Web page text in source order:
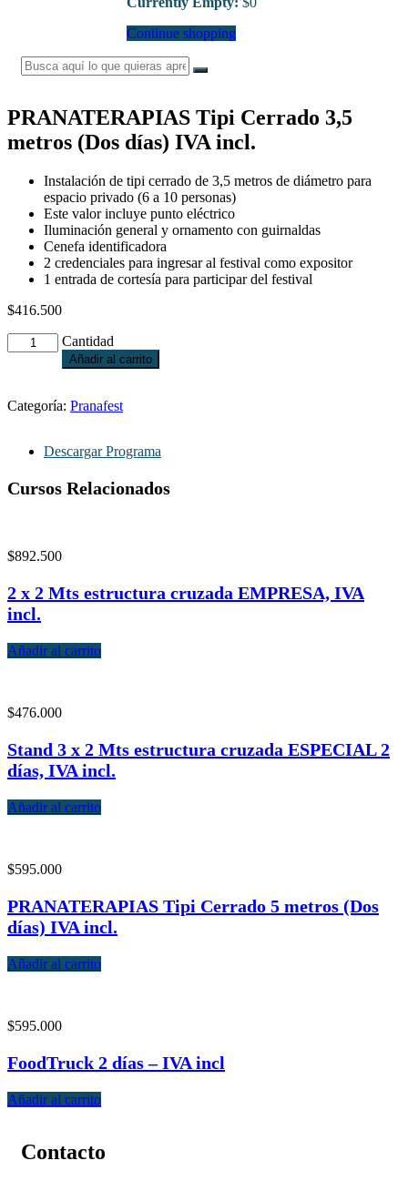
Continue shopping
PRANATERAPIAS Tipi Cerrado 3,5
metros (Dos días) IVA incl.
Instalación de tipi cerrado de 3,5 metros de diámetro para
espacio privado (6 a 10 personas)
Este valor incluye punto eléctrico
Iluminación general y ornamento con guirnaldas
Cenefa identificadora
2 credenciales para ingresar al festival como expositor
1 entrada de cortesía para participar del festival
$416.500
Cantidad
Añadir al carrito
Categoría: Pranafest
Descargar Programa
Cursos Relacionados
$892.500
2 x 2 Mts estructura cruzada EMPRESA, IVA
incl.
Añadir al carrito
$476.000
Stand 3 x 2 Mts estructura cruzada ESPECIAL 2
días, IVA incl.
Añadir al carrito
$595.000
PRANATERAPIAS Tipi Cerrado 5 metros (Dos
días) IVA incl.
Añadir al carrito
$595.000
FoodTruck 2 días – IVA incl
Añadir al carrito
Contacto